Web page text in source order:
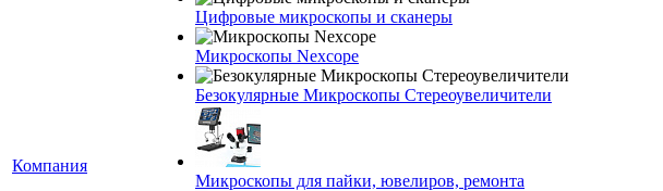
Компания
Цифровые микроскопы и сканеры
Микроскопы Nexcope
Безокулярные Микроскопы Стереоувеличители
Микроскопы для пайки, ювелиров, ремонта